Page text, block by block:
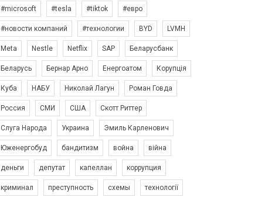
#microsoft #tesla #tiktok #евро
#новости компаний #технологии BYD LVMH
Meta Nestle Netflix SAP Беларусбанк
Беларусь Бернар Арно Енергоатом Корупція
Куба НАБУ Николай Лагун Роман Говда
Россия СМИ США Скотт Риттер
Слуга Народа Украина Эмиль Карленович
Юженергобуд бандитизм война війна
деньги депутат капеллан коррупция
криминал преступность схемы технології